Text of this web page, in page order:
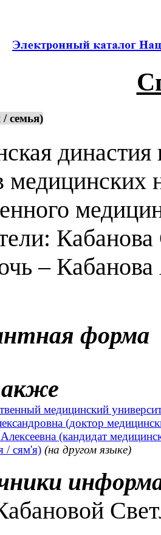
семья)
династия
медицинских
–
форма
медицинский
(доктор
(кандидат
/ сям'я) (на другом языке)